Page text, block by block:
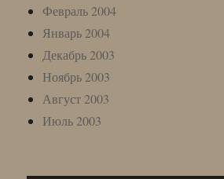
Февраль 2004
Январь 2004
Декабрь 2003
Ноябрь 2003
Август 2003
Июль 2003